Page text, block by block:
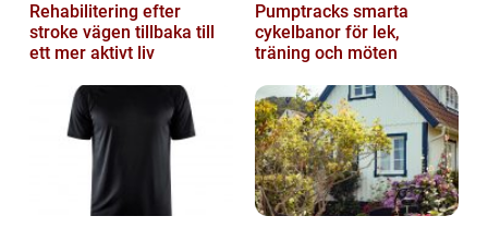
Rehabilitering efter
stroke vägen tillbaka till
ett mer aktivt liv
Pumptracks smarta
cykelbanor för lek,
träning och möten